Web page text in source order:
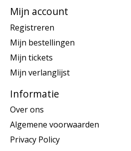
Mijn account
Registreren
Mijn bestellingen
Mijn tickets
Mijn verlanglijst
Informatie
Over ons
Algemene voorwaarden
Privacy Policy